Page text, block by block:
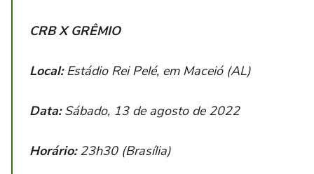
CRB X GRÊMIO
Local:Estádio Rei Pelé, em Maceió (AL)
Data:Sábado, 13 de agosto de 2022
Horário:23h30 (Brasília)